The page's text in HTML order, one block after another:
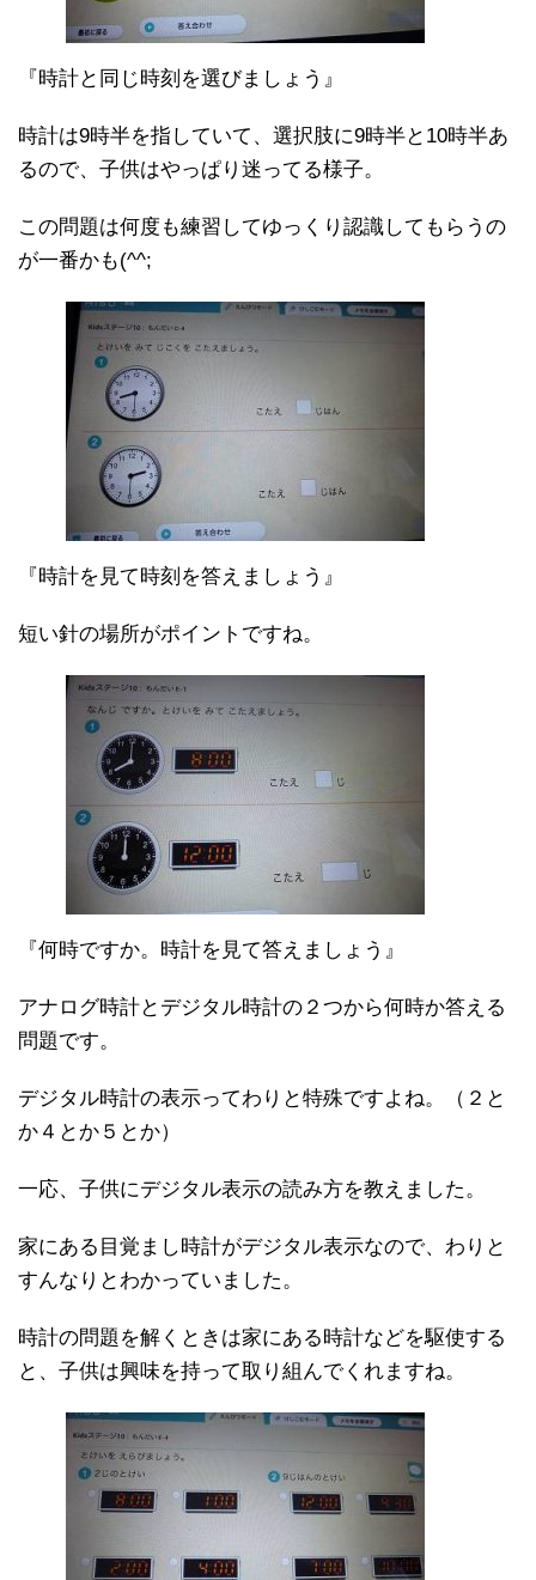
『時計と同じ時刻を選びましょう』
時計は9時半を指していて、選択肢に9時半と10時半あ
るので、子供はやっぱり迷ってる様子。
この問題は何度も練習してゆっくり認識してもらうの
が一番かも(^^;
『時計を見て時刻を答えましょう』
短い針の場所がポイントですね。
『何時ですか。時計を見て答えましょう』
アナログ時計とデジタル時計の２つから何時か答える
問題です。
デジタル時計の表示ってわりと特殊ですよね。（２と
か４とか５とか）
一応、子供にデジタル表示の読み方を教えました。
家にある目覚まし時計がデジタル表示なので、わりと
すんなりとわかっていました。
時計の問題を解くときは家にある時計などを駆使する
と、子供は興味を持って取り組んでくれますね。